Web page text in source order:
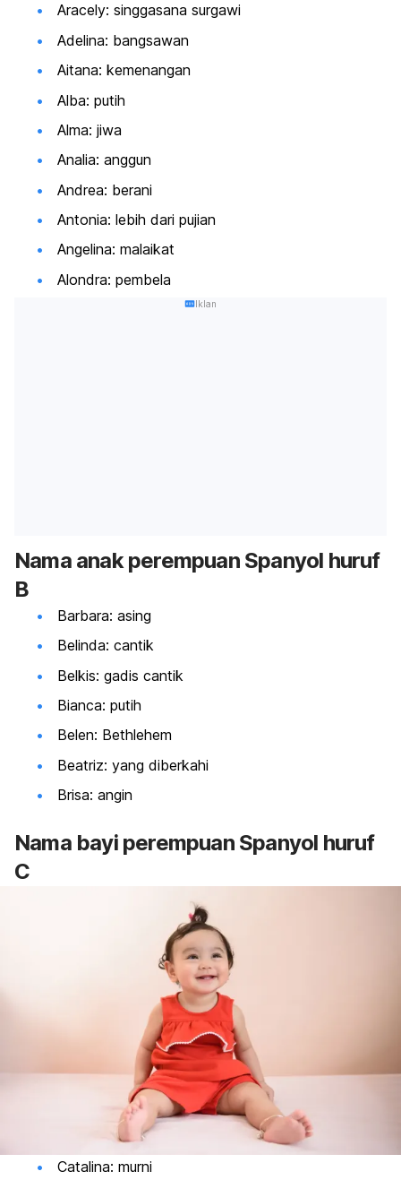
Aracely: singgasana surgawi
Adelina: bangsawan
Aitana: kemenangan
Alba: putih
Alma: jiwa
Analia: anggun
Andrea: berani
Antonia: lebih dari pujian
Angelina: malaikat
Alondra: pembela
Iklan
Namaanak perempuan Spanyol huruf
B
Barbara: asing
Belinda: cantik
Belkis: gadis cantik
Bianca: putih
Belen: Bethlehem
Beatriz: yang diberkahi
Brisa: angin
Nama bayi perempuan Spanyol huruf
C
Catalina: murni